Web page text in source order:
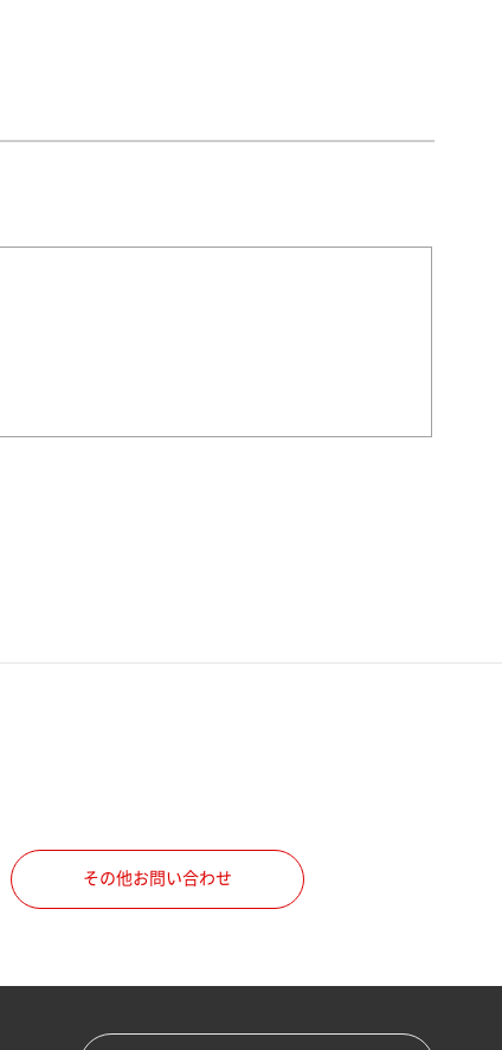
その他お問い合わせ